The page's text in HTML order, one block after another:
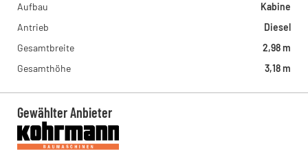
Aufbau
Kabine
Antrieb
Diesel
Gesamtbreite
2,98 m
Gesamthöhe
3,18 m
Gewählter Anbieter